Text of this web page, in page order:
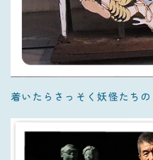
着いたらさっそく妖怪たち